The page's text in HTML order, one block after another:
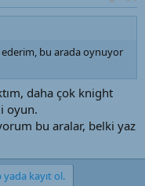
bu arada oynuyor
daha çok knight
oyun.
bu aralar, belki yaz
kayıt ol.